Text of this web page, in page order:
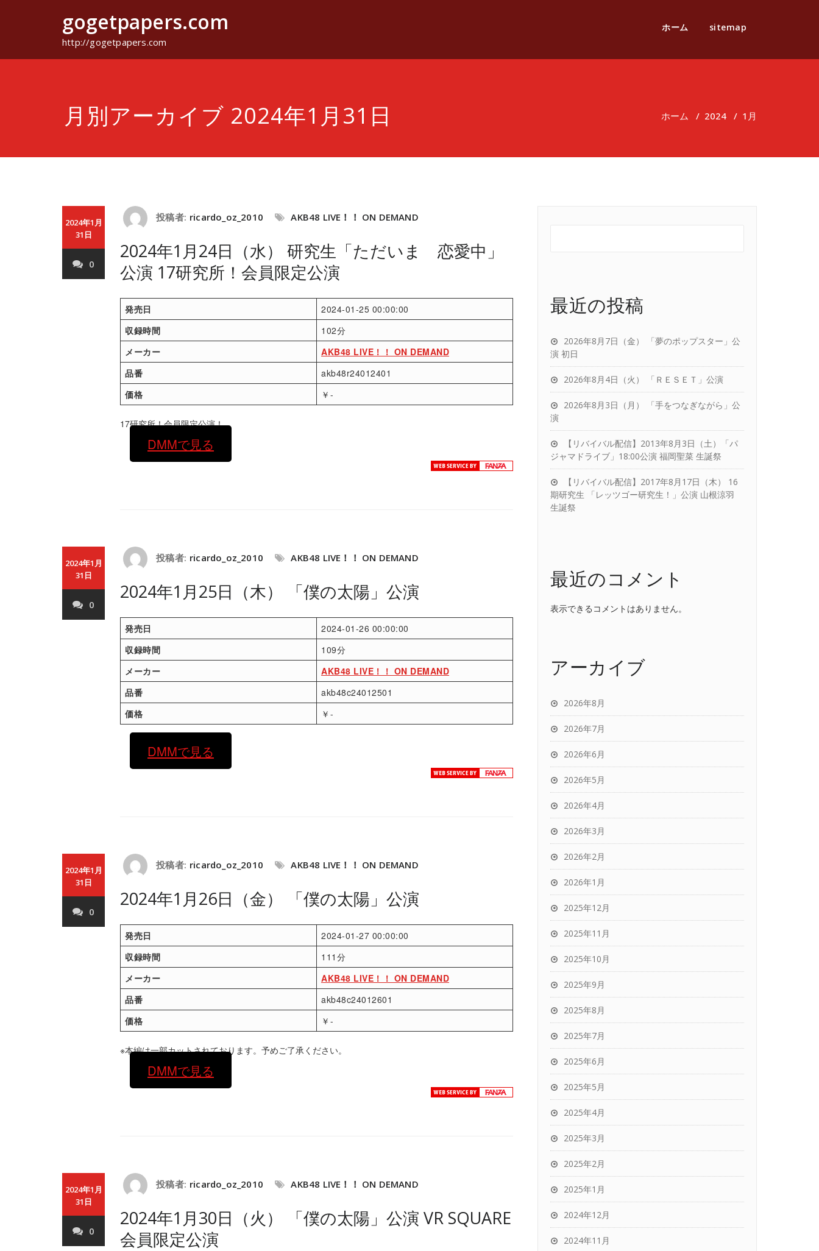
gogetpapers.com
http://gogetpapers.com
ホーム sitemap
月別アーカイブ 2024年1月31日 ホーム / 2024 / 1月
2024年1月
31日
0
投稿者: ricardo_oz_2010 AKB48 LIVE！！ ON DEMAND
2024年1月24日（水） 研究生「ただいま 恋愛中」
公演 17研究所！会員限定公演
発売日
2024-01-25 00:00:00
収録時間
102分
メーカー
AKB48 LIVE！！ ON DEMAND
品番
akb48r24012401
価格
￥-
17研究所！会員限定公演！
DMMで見る
2024年1月
31日
0
投稿者: ricardo_oz_2010 AKB48 LIVE！！ ON DEMAND
2024年1月25日（木） 「僕の太陽」公演
発売日
2024-01-26 00:00:00
収録時間
109分
メーカー
AKB48 LIVE！！ ON DEMAND
品番
akb48c24012501
価格
￥-
DMMで見る
2024年1月
31日
0
投稿者: ricardo_oz_2010 AKB48 LIVE！！ ON DEMAND
2024年1月26日（金） 「僕の太陽」公演
発売日
2024-01-27 00:00:00
収録時間
111分
メーカー
AKB48 LIVE！！ ON DEMAND
品番
akb48c24012601
価格
￥-
※本編は一部カットされております。予めご了承ください。
DMMで見る
2024年1月
31日
0
投稿者: ricardo_oz_2010 AKB48 LIVE！！ ON DEMAND
2024年1月30日（火） 「僕の太陽」公演 VR SQUARE
会員限定公演
最近の投稿
2026年8月7日（金） 「夢のポップスター」公
演 初日
2026年8月4日（火） 「ＲＥＳＥＴ」公演
2026年8月3日（月） 「手をつなぎながら」公
演
【リバイバル配信】2013年8月3日（土）「パ
ジャマドライブ」18:00公演 福岡聖菜 生誕祭
【リバイバル配信】2017年8月17日（木） 16
期研究生 「レッツゴー研究生！」公演 山根涼羽
生誕祭
最近のコメント
表示できるコメントはありません。
アーカイブ
2026年8月
2026年7月
2026年6月
2026年5月
2026年4月
2026年3月
2026年2月
2026年1月
2025年12月
2025年11月
2025年10月
2025年9月
2025年8月
2025年7月
2025年6月
2025年5月
2025年4月
2025年3月
2025年2月
2025年1月
2024年12月
2024年11月